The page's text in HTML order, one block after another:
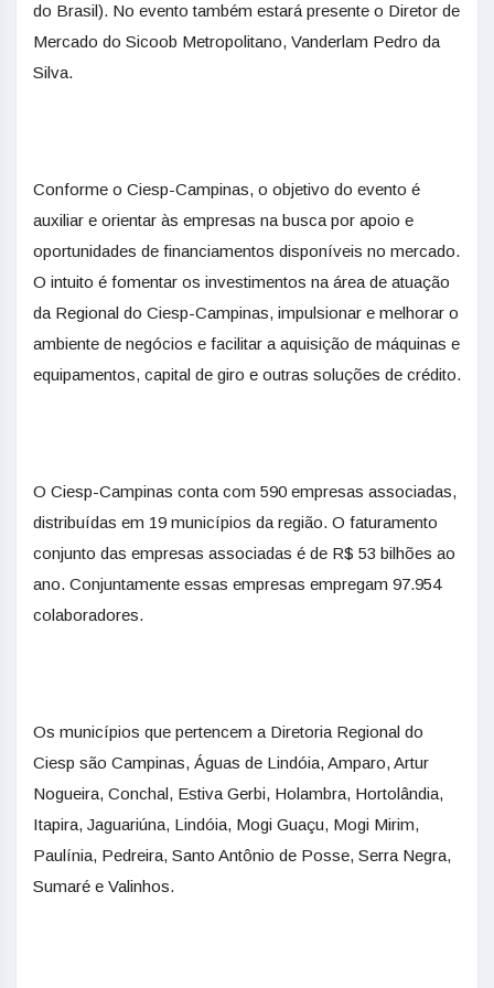
do Brasil). No evento também estará presente o Diretor de
Mercado do Sicoob Metropolitano, Vanderlam Pedro da
Silva.
Conforme o Ciesp-Campinas, o objetivo do evento é
auxiliar e orientar às empresas na busca por apoio e
oportunidades de financiamentos disponíveis no mercado.
O intuito é fomentar os investimentos na área de atuação
da Regional do Ciesp-Campinas, impulsionar e melhorar o
ambiente de negócios e facilitar a aquisição de máquinas e
equipamentos, capital de giro e outras soluções de crédito.
O Ciesp-Campinas conta com 590 empresas associadas,
distribuídas em 19 municípios da região. O faturamento
conjunto das empresas associadas é de R$ 53 bilhões ao
ano. Conjuntamente essas empresas empregam 97.954
colaboradores.
Os municípios que pertencem a Diretoria Regional do
Ciesp são Campinas, Águas de Lindóia, Amparo, Artur
Nogueira, Conchal, Estiva Gerbi, Holambra, Hortolândia,
Itapira, Jaguariúna, Lindóia, Mogi Guaçu, Mogi Mirim,
Paulínia, Pedreira, Santo Antônio de Posse, Serra Negra,
Sumaré e Valinhos.